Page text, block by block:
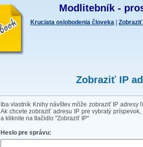
Modlitebník -
Kruciata oslobodenia človeka
Zobraziť IP
Iba vlastník Knihy návštev môže zobraziť IP adresy
Ak chcete zobraziť adresu IP pre vybratý
a kliknite na tlačidlo "Zobraziť IP"
Heslo pre správu: